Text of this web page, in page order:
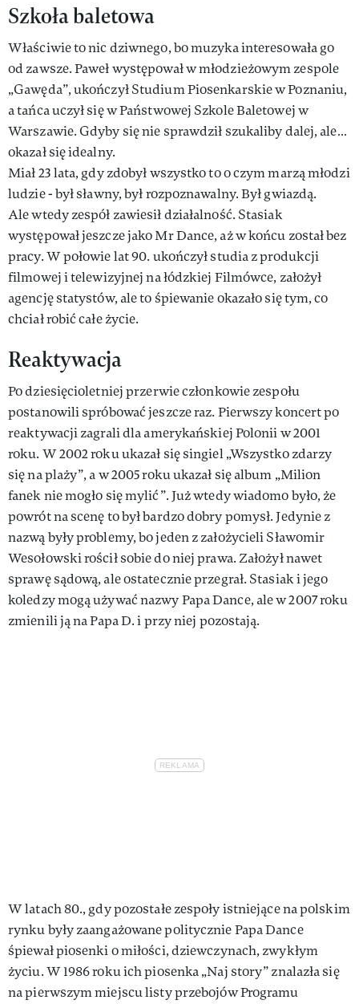
Szkoła baletowa
Właściwie to nic dziwnego, bo muzyka interesowała go
od zawsze. Paweł występował w młodzieżowym zespole
„Gawęda”, ukończył Studium Piosenkarskie w Poznaniu,
a tańca uczył się w Państwowej Szkole Baletowej w
Warszawie. Gdyby się nie sprawdził szukaliby dalej, ale…
okazał się idealny.
Miał 23 lata, gdy zdobył wszystko to o czym marzą młodzi
ludzie - był sławny, był rozpoznawalny. Był gwiazdą.
Ale wtedy zespół zawiesił działalność. Stasiak
występował jeszcze jako Mr Dance, aż w końcu został bez
pracy. W połowie lat 90. ukończył studia z produkcji
filmowej i telewizyjnej na łódzkiej Filmówce, założył
agencję statystów, ale to śpiewanie okazało się tym, co
chciał robić całe życie.
Reaktywacja
Po dziesięcioletniej przerwie członkowie zespołu
postanowili spróbować jeszcze raz. Pierwszy koncert po
reaktywacji zagrali dla amerykańskiej Polonii w 2001
roku. W 2002 roku ukazał się singiel „Wszystko zdarzy
się na plaży”, a w 2005 roku ukazał się album „Milion
fanek nie mogło się mylić”. Już wtedy wiadomo było, że
powrót na scenę to był bardzo dobry pomysł. Jedynie z
nazwą były problemy, bo jeden z założycieli Sławomir
Wesołowski rościł sobie do niej prawa. Założył nawet
sprawę sądową, ale ostatecznie przegrał. Stasiak i jego
koledzy mogą używać nazwy Papa Dance, ale w 2007 roku
zmienili ją na Papa D. i przy niej pozostają.
W latach 80., gdy pozostałe zespoły istniejące na polskim
rynku były zaangażowane politycznie Papa Dance
śpiewał piosenki o miłości, dziewczynach, zwykłym
życiu. W 1986 roku ich piosenka „Naj story” znalazła się
na pierwszym miejscu listy przebojów Programu